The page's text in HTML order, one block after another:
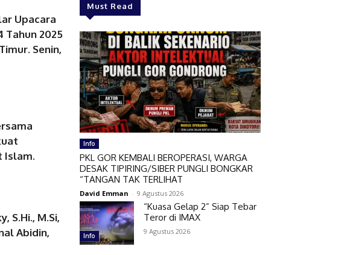
Upacara
Tahun 2025
Senin,
Islam.
S.Hi., M.Si,
Abidin,
Must Read
Info
PKL GOR KEMBALI BEROPERASI, WARGA
DESAK TIPIRING/SIBER PUNGLI BONGKAR
“TANGAN TAK TERLIHAT
David Emman - 9 Agustus 2026
Info
“Kuasa Gelap 2” Siap Tebar
Teror di IMAX
9 Agustus 2026